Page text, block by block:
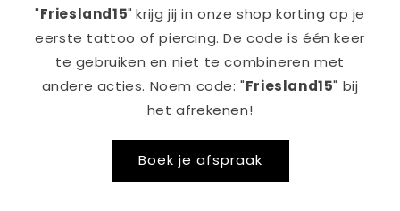
"Friesland15" krijg jij in onze shop korting op je
eerste tattoo of piercing. De code is één keer
te gebruiken en niet te combineren met
andere acties. Noem code: "Friesland15" bij
het afrekenen!
Boek je afspraak